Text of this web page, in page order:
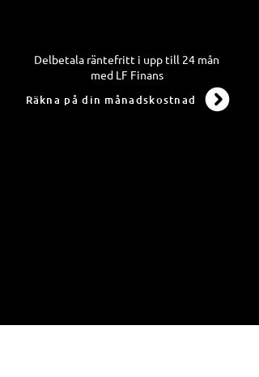
Delbetala räntefritt i upp till 24 mån
med LF Finans
Räkna på din månadskostnad